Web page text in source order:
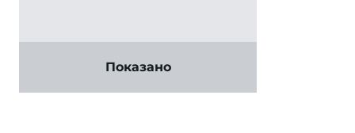
Показано